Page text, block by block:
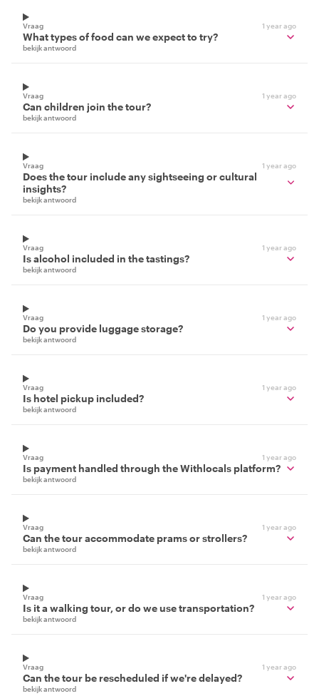
Vraag 1 year ago
What types of food can we expect to try?
bekijk antwoord
Vraag 1 year ago
Can children join the tour?
bekijk antwoord
Vraag 1 year ago
Does the tour include any sightseeing or cultural
insights?
bekijk antwoord
Vraag 1 year ago
Is alcohol included in the tastings?
bekijk antwoord
Vraag 1 year ago
Do you provide luggage storage?
bekijk antwoord
Vraag 1 year ago
Is hotel pickup included?
bekijk antwoord
Vraag 1 year ago
Is payment handled through the Withlocals platform?
bekijk antwoord
Vraag 1 year ago
Can the tour accommodate prams or strollers?
bekijk antwoord
Vraag 1 year ago
Is it a walking tour, or do we use transportation?
bekijk antwoord
Vraag 1 year ago
Can the tour be rescheduled if we're delayed?
bekijk antwoord